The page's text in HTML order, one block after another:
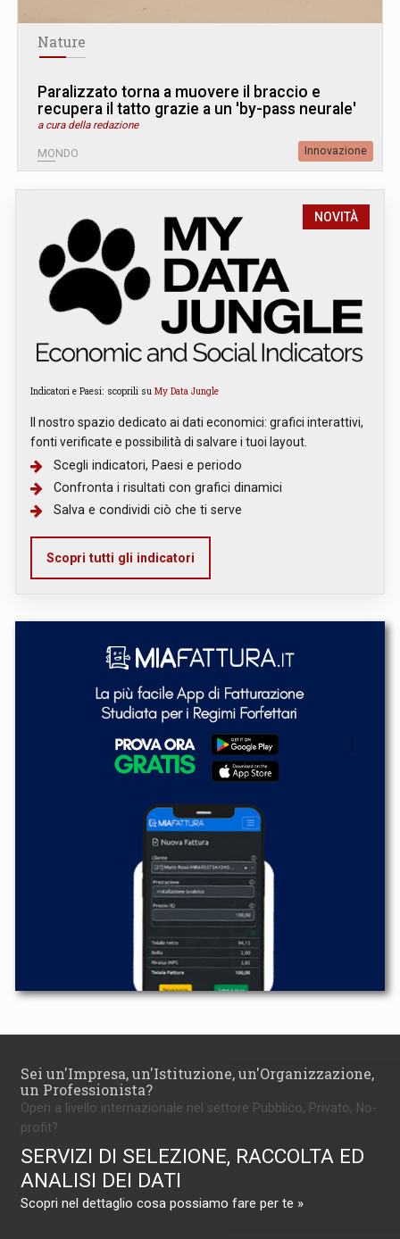
Nature
Paralizzato torna a muovere il braccio e
recupera il tatto grazie a un 'by-pass neurale'
a cura della redazione
MONDO Innovazione
NOVITÀ
Indicatori e Paesi: scoprili su My Data Jungle
Il nostro spazio dedicato ai dati economici: grafici interattivi,
fonti verificate e possibilità di salvare i tuoi layout.
Scegli indicatori, Paesi e periodo
Confronta i risultati con grafici dinamici
Salva e condividi ciò che ti serve
Scopri tutti gli indicatori
Sei un'Impresa, un'Istituzione, un'Organizzazione,
un Professionista?
Operi a livello internazionale nel settore Pubblico, Privato, No-
profit?
SERVIZI DI SELEZIONE, RACCOLTA ED
ANALISI DEI DATI
Scopri nel dettaglio cosa possiamo fare per te »